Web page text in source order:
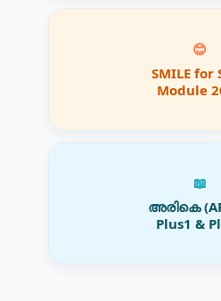
😊
SMILE for
Module
📖
അരികെ
Plus1 &